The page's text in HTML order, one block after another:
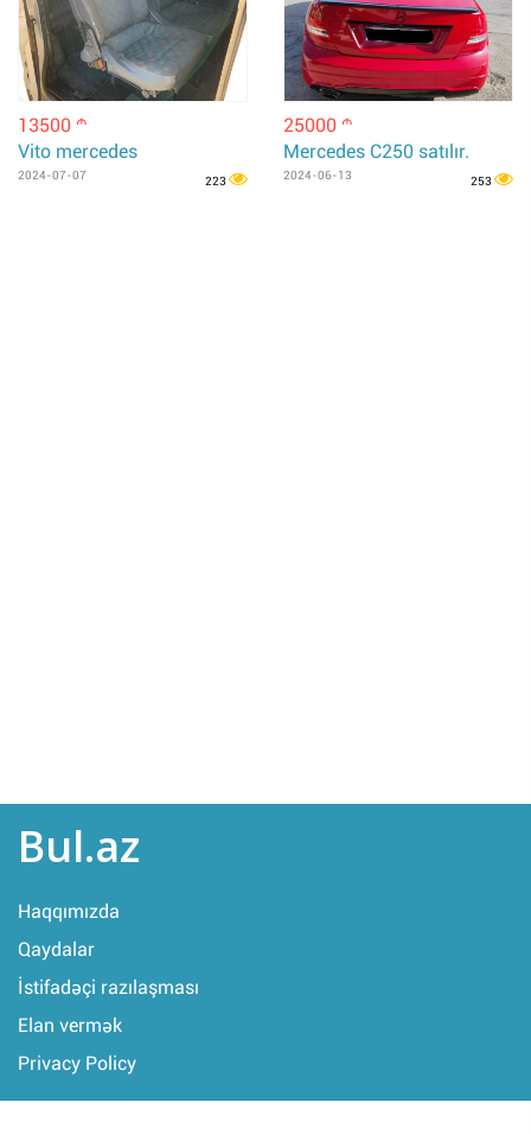
13500 m
Vito mercedes
2024-07-07 223
25000 m
Mercedes C250 satılır.
2024-06-13 253
Bul.az
Haqqımızda
Qaydalar
İstifadəçi razılaşması
Elan vermək
Privacy Policy